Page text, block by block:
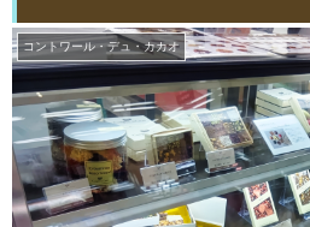
コントワール・デュ・カカオ